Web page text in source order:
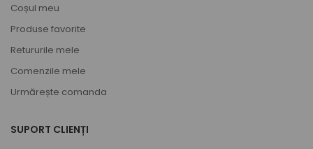
Coșul meu
Produse favorite
Retururile mele
Comenzile mele
Urmărește comanda
SUPORT CLIENȚI